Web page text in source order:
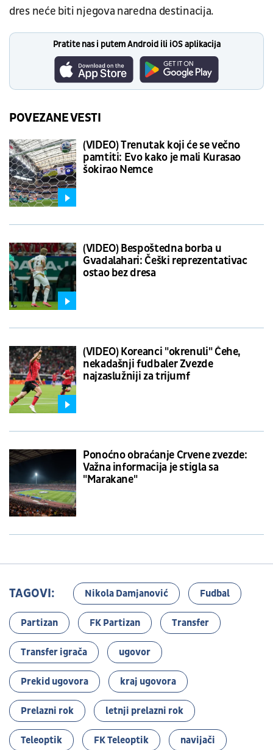
dres neće biti njegova naredna destinacija.
Pratite nas i putem Android ili iOS aplikacija
POVEZANE VESTI
(VIDEO) Trenutak koji će se večno
pamtiti: Evo kako je mali Kurasao
šokirao Nemce
(VIDEO) Bespoštedna borba u
Gvadalahari: Češki reprezentativac
ostao bez dresa
(VIDEO) Koreanci "okrenuli" Čehe,
nekadašnji fudbaler Zvezde
najzaslužniji za trijumf
Ponoćno obraćanje Crvene zvezde:
Važna informacija je stigla sa
"Marakane"
TAGOVI: Nikola Damjanović Fudbal
Partizan FK Partizan Transfer
Transfer igrača ugovor
Prekid ugovora kraj ugovora
Prelazni rok letnji prelazni rok
Teleoptik FK Teleoptik navijači